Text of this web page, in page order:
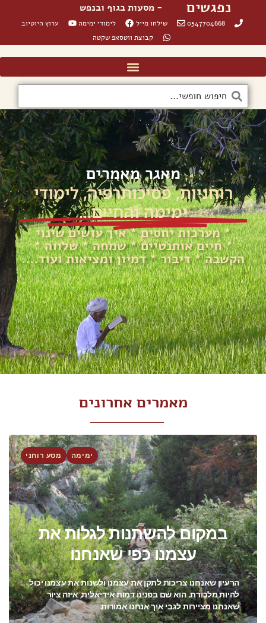
נפגשים - מסעות בגוף ובנפש
0547704668 שילחו מייל לימודי ימימה
ערוץ היוטיוב
קבוצת ווטסאפ שקטה
מאגר מאמרים
רוחניות, פסיכותרפיה, לימודי
ימימה והחיים...
* מערכות יחסים * איך עושים שינוי
* חיים אותנטיים * שמחה * שלווה *
הקשבה * דיבור * דמיון ומציאות ועוד....
מאמרים אחרונים
ימימה מסע רוחני
במקום להשתנות לגלות את
עצמנו כפי שאנחנו
הרעיון שאנחנו צריכות לתקן את עצמנו ולשנות את עצמנו יכול
להיות מלכודת. הוא שם בפנינו דמות אידיאלית, איזה ציור
שאנחנו מציירות לגבי איך אנחנו אמורות